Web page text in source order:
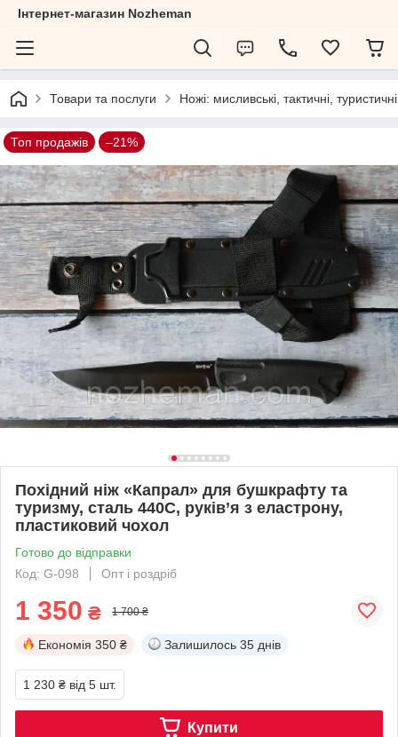
Інтернет-магазин Nozheman
Товари та послуги Ножі: мисливські, тактичні,
Топ продажів –21%
Похідний ніж «Капрал» для бушкрафту та
туризму, сталь 440C, руків’я з еластрону,
пластиковий чохол
Готово до відправки
Код: G-098
Опт і роздріб
1 350 ₴ 1 700 ₴
Економія 350 ₴ Залишилось 35 днів
1 230 ₴ від 5 шт.
Купити